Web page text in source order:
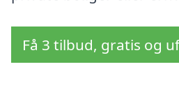
Få 3 tilbud, gratis og